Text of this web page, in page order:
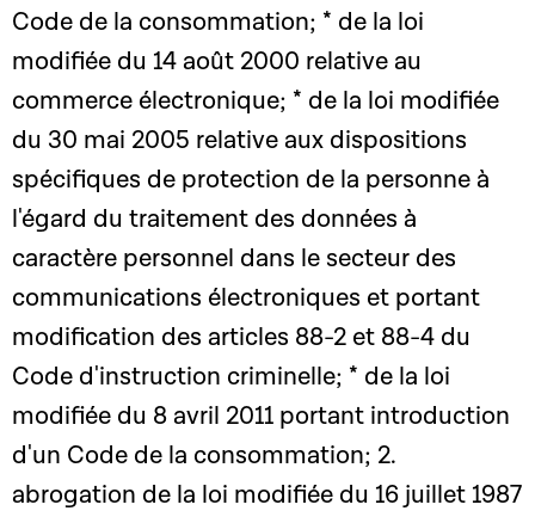
Code de la consommation; * de la loi
modifiée du 14 août 2000 relative au
commerce électronique; * de la loi modifiée
du 30 mai 2005 relative aux dispositions
spécifiques de protection de la personne à
l'égard du traitement des données à
caractère personnel dans le secteur des
communications électroniques et portant
modification des articles 88-2 et 88-4 du
Code d'instruction criminelle; * de la loi
modifiée du 8 avril 2011 portant introduction
d'un Code de la consommation; 2.
abrogation de la loi modifiée du 16 juillet 1987